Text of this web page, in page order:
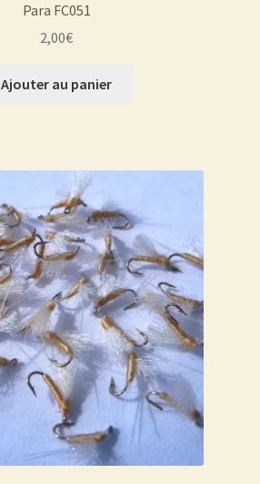
Para FC051
2,00€
Ajouter au panier